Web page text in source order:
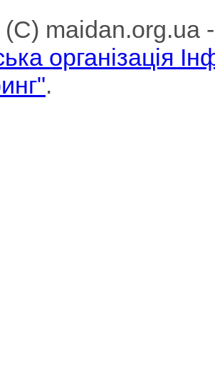
maidan.org.ua
організація
.